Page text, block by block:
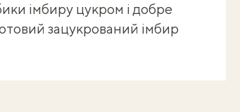
імбиру цукром і добре
зацукрований імбир